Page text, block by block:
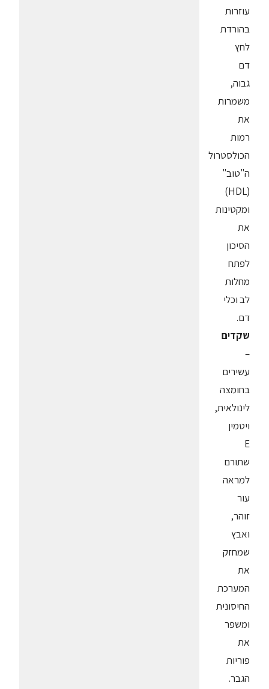
עוזרות
בהורדת
לחץ
דם
גבוה,
משמרות
את
רמות
הכולסטרול
ה"טוב"
(HDL)
ומקטינות
את
הסיכון
לפתח
מחלות
לב וכלי
דם.
שקדים
–
עשירים
בחומצה
לינולאית,
ויטמין
E
שתורם
למראה
עור
זוהר,
ואבץ
שמחזק
את
המערכת
החיסונית
ומשפר
את
פוריות
הגבר.